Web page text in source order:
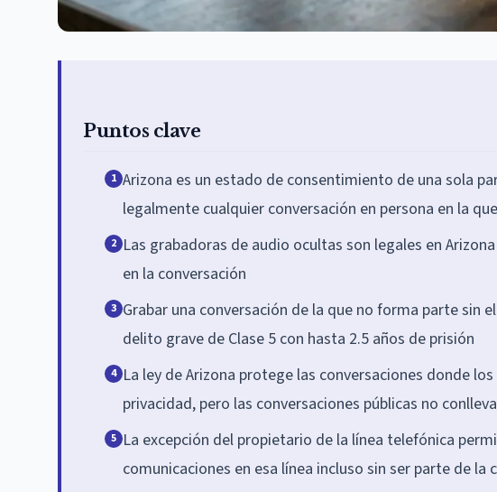
Puntos clave
1 Arizona es un estado de consentimiento de una sola
legalmente cualquier conversación en persona en la
2 Las grabadoras de audio ocultas son legales en
en la conversación
3 Grabar una conversación de la que no forma parte sin
delito grave de Clase 5 con hasta 2.5 años de prisión
4 La ley de Arizona protege las conversaciones donde
privacidad, pero las conversaciones públicas no
5 La excepción del propietario de la línea telefónica
comunicaciones en esa línea incluso sin ser parte de la